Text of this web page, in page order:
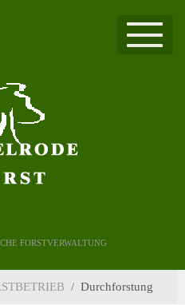
FORSTVERWALTUNG
Durchforstung